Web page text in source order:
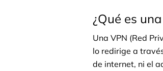
¿Qué es
Una VPN (Red
lo redirige a
de internet, ni el